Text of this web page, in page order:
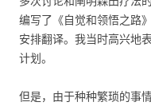
编写了《自觉和领悟之路
安排翻译。我当时高兴地
计划。
但是，由于种种繁琐的事